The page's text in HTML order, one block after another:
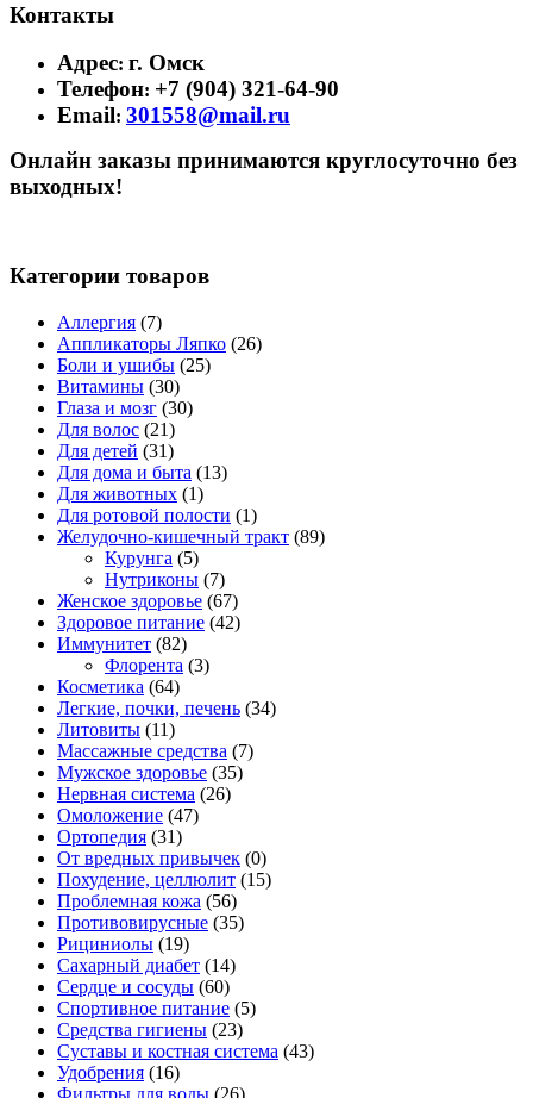
Контакты
Адрес: г. Омск
Телефон: +7 (904) 321-64-90
Email: 301558@mail.ru
Онлайн заказы принимаются круглосуточно без
выходных!
Категории товаров
Аллергия (7)
Аппликаторы Ляпко (26)
Боли и ушибы (25)
Витамины (30)
Глаза и мозг (30)
Для волос (21)
Для детей (31)
Для дома и быта (13)
Для животных (1)
Для ротовой полости (1)
Желудочно-кишечный тракт (89)
Курунга (5)
Нутриконы (7)
Женское здоровье (67)
Здоровое питание (42)
Иммунитет (82)
Флорента (3)
Косметика (64)
Легкие, почки, печень (34)
Литовиты (11)
Массажные средства (7)
Мужское здоровье (35)
Нервная система (26)
Омоложение (47)
Ортопедия (31)
От вредных привычек (0)
Похудение, целлюлит (15)
Проблемная кожа (56)
Противовирусные (35)
Рициниолы (19)
Сахарный диабет (14)
Сердце и сосуды (60)
Спортивное питание (5)
Средства гигиены (23)
Суставы и костная система (43)
Удобрения (16)
Фильтры для воды (26)